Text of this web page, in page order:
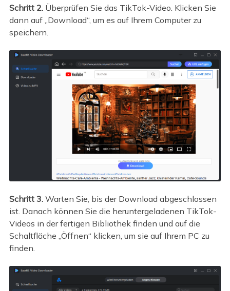
Schritt 2.Überprüfen Sie das TikTok-Video. Klicken Sie
dann auf „Download“, um es auf Ihrem Computer zu
speichern.
Schritt 3.Warten Sie, bis der Download abgeschlossen
ist. Danach können Sie die heruntergeladenen TikTok-
Videos in der fertigen Bibliothek finden und auf die
Schaltfläche „Öffnen“ klicken, um sie auf Ihrem PC zu
finden.